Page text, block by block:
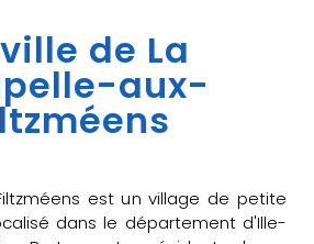
de La
aux-
est un village de petite
dans le département d'Ille-